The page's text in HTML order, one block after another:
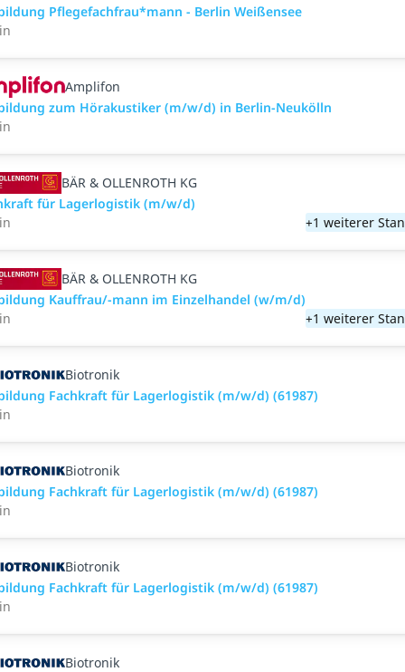
Pflegefachfrau*mann - Berlin Weißensee
Amplifon
zum Hörakustiker (m/w/d) in Berlin-Neukölln
BÄR & OLLENROTH KG
für Lagerlogistik (m/w/d)
+1 weiterer
BÄR & OLLENROTH KG
Kauffrau/-mann im Einzelhandel (w/m/d)
+1 weiterer
Biotronik
Fachkraft für Lagerlogistik (m/w/d) (61987)
Biotronik
Fachkraft für Lagerlogistik (m/w/d) (61987)
Biotronik
Fachkraft für Lagerlogistik (m/w/d) (61987)
Biotronik